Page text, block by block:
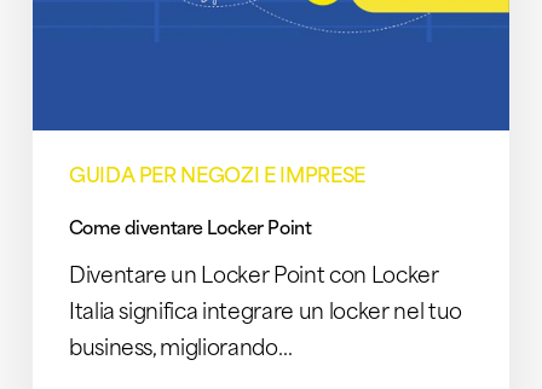
GUIDA PER NEGOZI E IMPRESE
Come diventare Locker Point
Diventare un Locker Point con Locker
Italia significa integrare un locker nel tuo
business, migliorando…